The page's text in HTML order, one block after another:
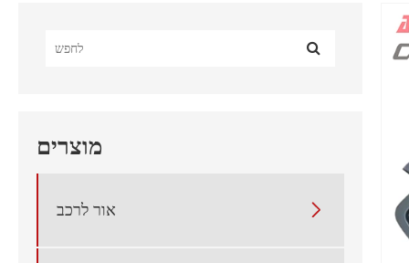
מוצרים
אור לרכב 